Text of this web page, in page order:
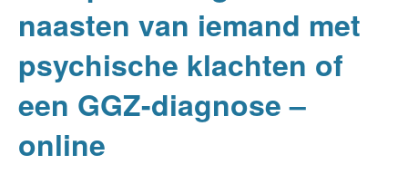
naasten van iemand met
psychische klachten of
een GGZ-diagnose –
online